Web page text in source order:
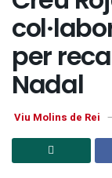
per
Nadal
Viu Molins de Rei